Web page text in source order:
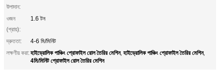
উপাদান:
ওজন
(প্রায়):
1.6 টন
দ্রুততা:
4-6 মি/মিনিট
লক্ষণীয় করা:হাইড্রোলিক পাঞ্চিং প্রোফাইল রোল তৈরির মেশিন, হাইড্রোলিক পাঞ্চিং প্রোফাইল তৈরির মেশিন,
4মি/মিনিট প্রোফাইল রোল তৈরির মেশিন